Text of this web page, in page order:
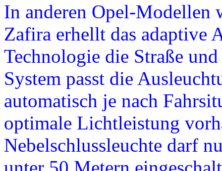
In anderen Opel-
Zafira erhellt das
Technologie die Straße
System passt die
automatisch je nach
optimale Lichtleistung
Nebelschlussleuchte darf